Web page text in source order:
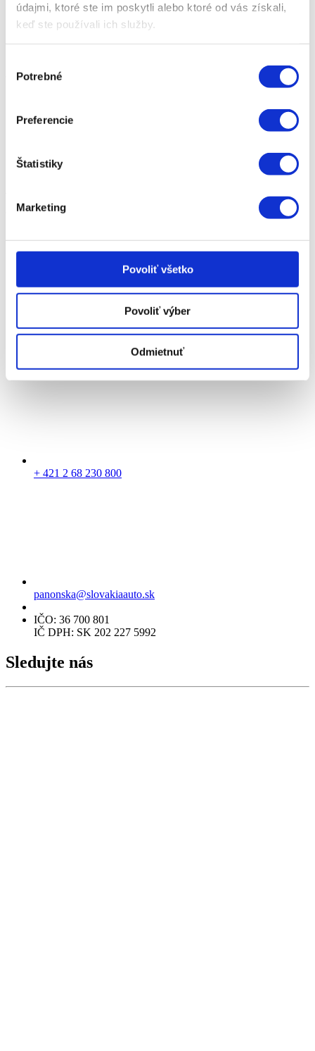
údajmi, ktoré ste im poskytli alebo ktoré od vás získali,
keď ste používali ich služby.
súhlasu
Potrebné
Preferencie
Štatistiky
Marketing
Povoliť všetko
Povoliť výber
Odmietnuť
Mám záujem o vozidlo
Servis a služby
Panónska cesta 30
+ 421 2 68 230 800
panonska@slovakiaauto.sk
IČO: 36 700 801
IČ DPH: SK 202 227 5992
Sledujte nás